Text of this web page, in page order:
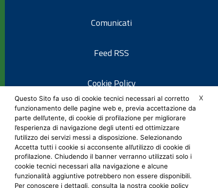
Comunicati
Feed RSS
Cookie Policy
Informativa privacy
Note legali
Social Media Policy
X
Questo Sito fa uso di cookie tecnici necessari al corretto
funzionamento delle pagine web e, previa accettazione da
parte dell’utente, di cookie di profilazione per migliorare
l’esperienza di navigazione degli utenti ed ottimizzare
l’utilizzo dei servizi messi a disposizione. Selezionando
Accetta tutti i cookie si acconsente all’utilizzo di cookie di
profilazione. Chiudendo il banner verranno utilizzati solo i
cookie tecnici necessari alla navigazione e alcune
funzionalità aggiuntive potrebbero non essere disponibili.
Per conoscere i dettagli, consulta la nostra cookie policy